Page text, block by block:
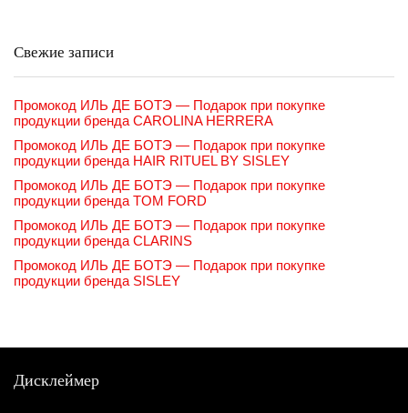
Свежие записи
Промокод ИЛЬ ДЕ БОТЭ — Подарок при покупке
продукции бренда CAROLINA HERRERA
Промокод ИЛЬ ДЕ БОТЭ — Подарок при покупке
продукции бренда HAIR RITUEL BY SISLEY
Промокод ИЛЬ ДЕ БОТЭ — Подарок при покупке
продукции бренда TOM FORD
Промокод ИЛЬ ДЕ БОТЭ — Подарок при покупке
продукции бренда CLARINS
Промокод ИЛЬ ДЕ БОТЭ — Подарок при покупке
продукции бренда SISLEY
Дисклеймер